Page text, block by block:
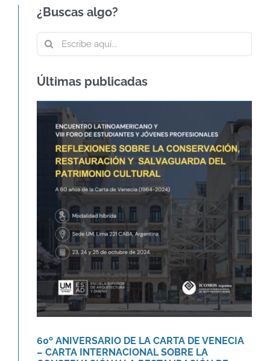
¿Buscas algo?
Buscar:
Últimas publicadas
60º ANIVERSARIO DE LA CARTA DE
VENECIA – CARTA
INTERNACIONAL SOBRE LA
CONSERVACIÓN Y LA
RESTAURACIÓN DE
MONUMENTOS Y SITIOS
Agenda Novedades
60º ANIVERSARIO DE LA CARTA DE VENECIA
– CARTA INTERNACIONAL SOBRE LA